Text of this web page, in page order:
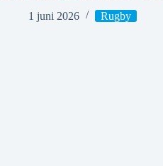
1 juni 2026
Rugby